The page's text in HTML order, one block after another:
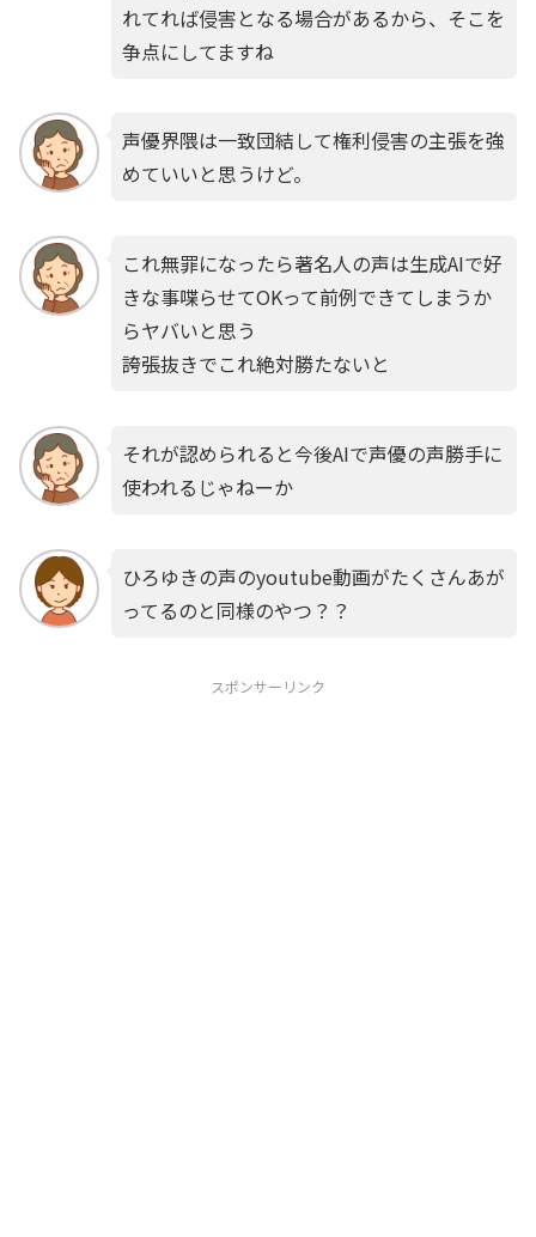
れてれば侵害となる場合があるから、そこを
争点にしてますね
声優界隈は一致団結して権利侵害の主張を強
めていいと思うけど。
これ無罪になったら著名人の声は生成AIで好
きな事喋らせてOKって前例できてしまうか
らヤバいと思う
誇張抜きでこれ絶対勝たないと
それが認められると今後AIで声優の声勝手に
使われるじゃねーか
ひろゆきの声のyoutube動画がたくさんあが
ってるのと同様のやつ？？
スポンサーリンク